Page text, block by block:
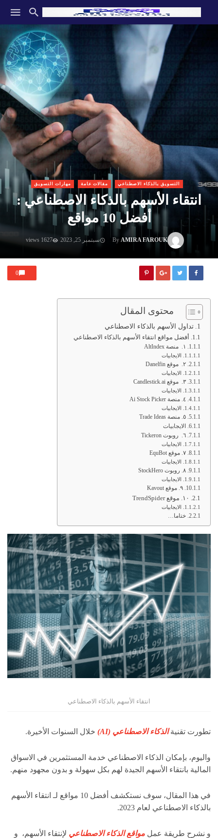
التسويق بالذكاء الاصطناعي مقالات عامة مهارات التسويق
انتقاء الأسهم بالذكاء الاصطناعي :
أفضل 10 مواقع
By AMIRA FAROUK سبتمبر 25, 2023 1627 views
0
محتوى المقال
تداول الأسهم بالذكاء الاصطناعي
أفضل مواقع انتقاء الأسهم بالذكاء الاصطناعي
١. منصة AltIndex
الايجابيات
٢. موقع Danelfin
الايجابيات
٣. موقع Candlestick.ai
الايجابيات
٤. منصة Ai Stock Picker
الايجابيات
٥. منصة Trade Ideas
الايجابيات
٦. روبوت Tickeron
الايجابيات
٧. موقع EquBot
الايجابيات
٨. روبوت StockHero
الايجابيات
٩. موقع Kavout
١٠. موقع TrendSpider
الايجابيات
ختاما…
انتقاء الأسهم بالذكاء الاصطناعي
تطورت تقنيةالذكاء الاصطناعي (AI) خلال السنوات الأخيرة.
واليوم، بإمكان الذكاء الاصطناعي خدمة المستثمرين في الاسواق
المالية بانتقاء الأسهم الجيدة لهم بكل سهولة و بدون مجهود منهم.
في هذا المقال، سوف نستكشف أفضل 10 مواقع لـ انتقاء الأسهم
بالذكاء الاصطناعي لعام 2023.
و نشرح طريقة عمل مواقع الذكاء الاصطناعي لإنتقاء الأسهم، و